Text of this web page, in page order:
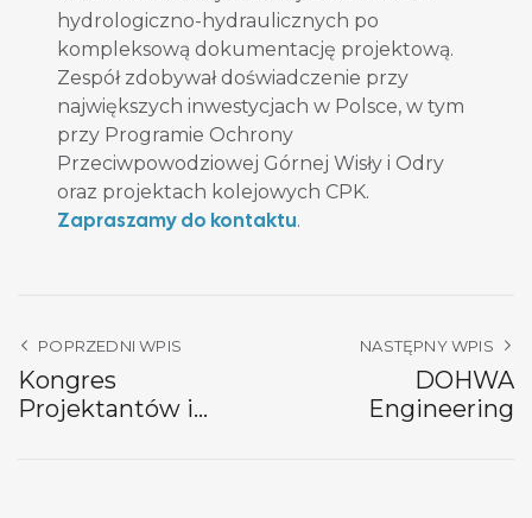
hydrologiczno-hydraulicznych po
kompleksową dokumentację projektową.
Zespół zdobywał doświadczenie przy
największych inwestycjach w Polsce, w tym
przy Programie Ochrony
Przeciwpowodziowej Górnej Wisły i Odry
oraz projektach kolejowych CPK.
Zapraszamy do kontaktu.
POPRZEDNI WPIS
Kongres
Projektantów i
NASTĘPNY WPIS
DOHWA
Engineering